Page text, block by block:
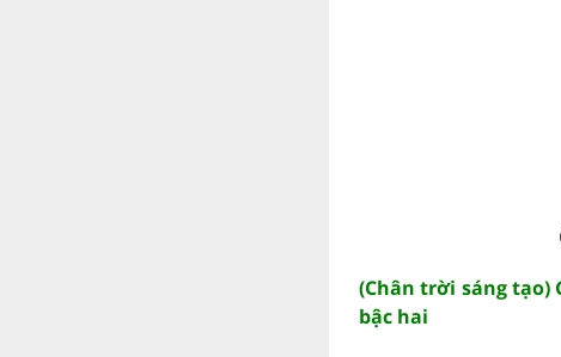
(Chân trời sáng tạo)
bậc hai